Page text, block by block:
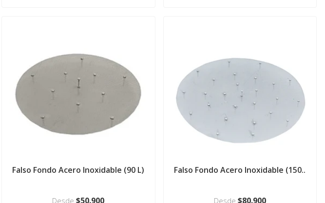
Falso Fondo Acero Inoxidable (90 L)
Desde$50.900
Falso Fondo Acero Inoxidable (150..
Desde $80.900